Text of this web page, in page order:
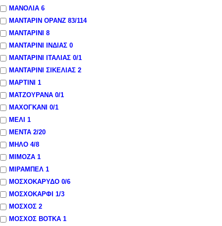
ΜΑΝΟΛΙΑ 6
ΜΑΝΤΑΡΙΝ ΟΡΑΝΖ 83/114
ΜΑΝΤΑΡΙΝΙ 8
ΜΑΝΤΑΡΙΝΙ ΙΝΔΙΑΣ 0
ΜΑΝΤΑΡΙΝΙ ΙΤΑΛΙΑΣ 0/1
ΜΑΝΤΑΡΙΝΙ ΣΙΚΕΛΙΑΣ 2
ΜΑΡΤΙΝΙ 1
ΜΑΤΖΟΥΡΑΝΑ 0/1
ΜΑΧΟΓΚΑΝΙ 0/1
ΜΕΛΙ 1
ΜΕΝΤΑ 2/20
ΜΗΛΟ 4/8
ΜΙΜΟΖΑ 1
ΜΙΡΑΜΠΕΛ 1
ΜΟΣΧΟΚΑΡΥΔΟ 0/6
ΜΟΣΧΟΚΑΡΦΙ 1/3
ΜΟΣΧΟΣ 2
ΜΟΣΧΟΣ ΒΟΤΚΑ 1